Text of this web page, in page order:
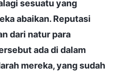
sesuatu yang
abaikan. Reputasi
dari natur para
ada di dalam
mereka, yang sudah